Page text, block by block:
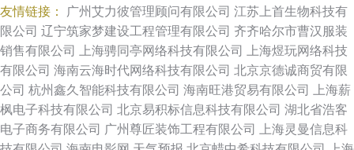
友情链接： 广州艾力彼管理顾问有限公司 江苏上首生物科技有
限公司 辽宁筑家梦建设工程管理有限公司 齐齐哈尔市曹汉服装
销售有限公司
上海骋同亭网络科技有限公司
上海煜玩网络科技
有限公司 海南云海时代网络科技有限公司 北京京德诚商贸有限
公司 杭州鑫久智能科技有限公司 海南旺港贸易有限公司
上海薪
枫电子科技有限公司 北京易积标信息科技有限公司 湖北省浩客
电子商务有限公司 广州尊匠装饰工程有限公司
上海灵曼信息科